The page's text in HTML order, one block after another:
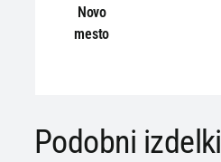
Novo
mesto
Podobni izdelki